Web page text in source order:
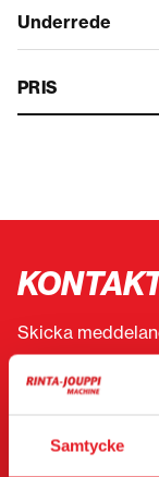
Samtycke
Underrede
PRIS
Skicka
Du kan även
(Obligatorisk)